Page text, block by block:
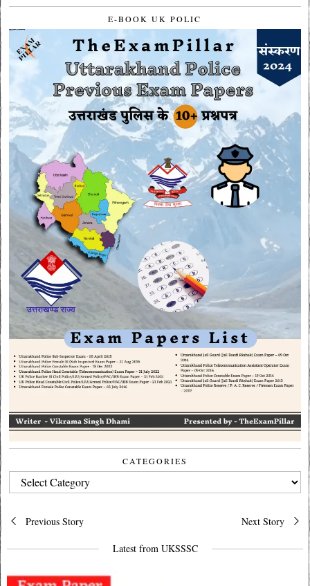
E-BOOK UK POLIC
CATEGORIES
CATEGORIES
Post
navigation
Previous Story Next Story
Latest from UKSSSC